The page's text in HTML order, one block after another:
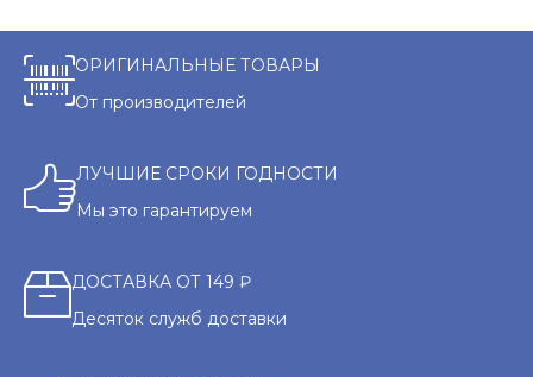
ОРИГИНАЛЬНЫЕ ТОВАРЫ
От производителей
ЛУЧШИЕ СРОКИ ГОДНОСТИ
Мы это гарантируем
ДОСТАВКА ОТ 149 ₽
Десяток служб доставки